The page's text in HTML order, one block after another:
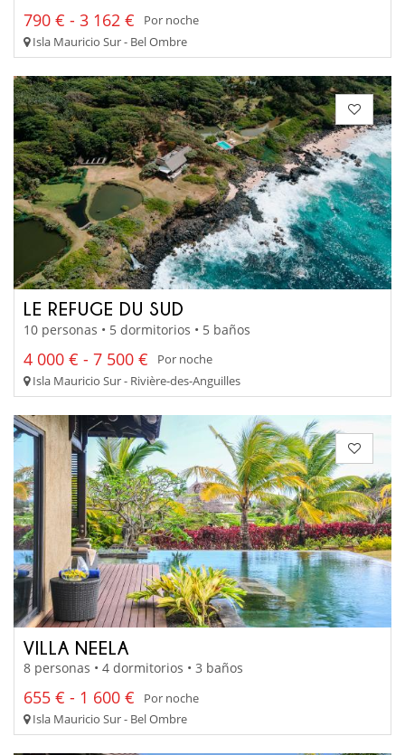
790 € - 3 162 €
Por noche
Isla Mauricio Sur - Bel Ombre
LE REFUGE DU SUD
10 personas • 5 dormitorios • 5 baños
4 000 € - 7 500 €
Por noche
Isla Mauricio Sur - Rivière-des-Anguilles
VILLA NEELA
8 personas • 4 dormitorios • 3 baños
655 € - 1 600 €
Por noche
Isla Mauricio Sur - Bel Ombre